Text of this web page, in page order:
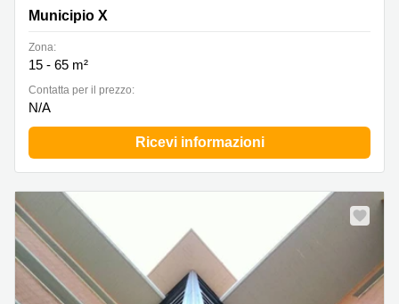
Municipio X
Zona:
15 - 65 m²
Сontatta per il prezzo:
N/A
Ricevi informazioni